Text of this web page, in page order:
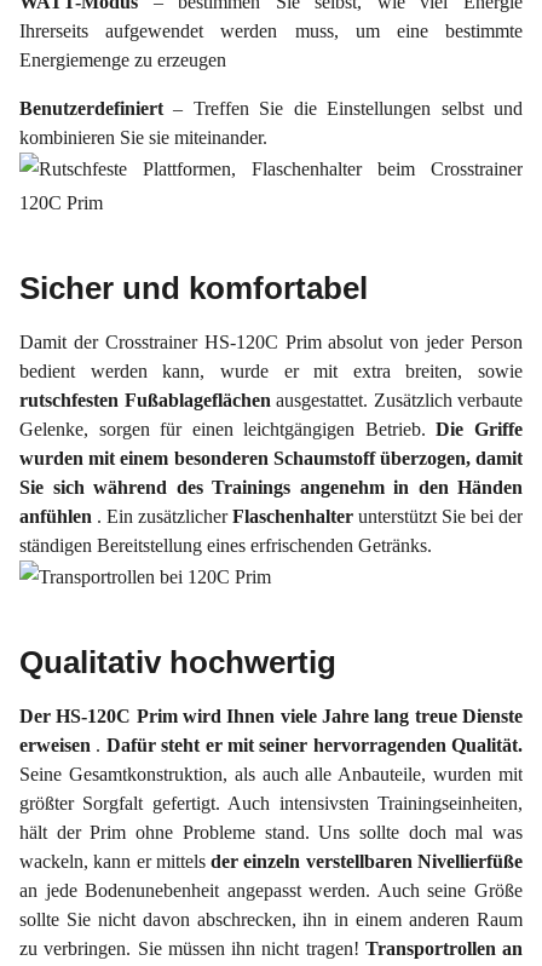
Ihrerseits aufgewendet werden muss, um eine bestimmte
Energiemenge zu erzeugen
Benutzerdefiniert– Treffen Sie die Einstellungen selbst und
kombinieren Sie sie miteinander.
Sicher und komfortabel
Damit der Crosstrainer HS-120C Prim absolut von jeder Person
bedient werden kann, wurde er mit extra breiten, sowie
rutschfesten Fußablageflächen ausgestattet. Zusätzlich verbaute
Gelenke, sorgen für einen leichtgängigen Betrieb.Die Griffe
wurden mit einem besonderen Schaumstoff überzogen, damit
Sie sich während des Trainings angenehm in den Händen
anfühlen . Ein zusätzlicherFlaschenhalter unterstützt Sie bei der
ständigen Bereitstellung eines erfrischenden Getränks.
Qualitativ hochwertig
Der HS-120C Prim wird Ihnen viele Jahre lang treue Dienste
erweisen . Dafür steht er mit seiner hervorragenden Qualität.
Seine Gesamtkonstruktion, als auch alle Anbauteile, wurden mit
größter Sorgfalt gefertigt. Auch intensivsten Trainingseinheiten,
hält der Prim ohne Probleme stand. Uns sollte doch mal was
wackeln, kann er mittelsdereinzeln verstellbarenNivellierfüße
an jede Bodenunebenheit angepasst werden. Auch seine Größe
sollte Sie nicht davon abschrecken, ihn in einem anderen Raum
zu verbringen. Sie müssen ihn nicht tragen! Transportrollen an